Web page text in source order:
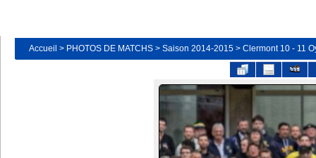
Accueil > PHOTOS DE MATCHS > Saison 2014-2015 > Clermont 10 - 11